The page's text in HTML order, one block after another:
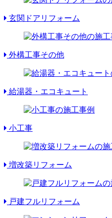
玄関ドアリフォーム
外構工事その他
給湯器・エコキュート
小工事
増改築リフォーム
戸建フルリフォーム